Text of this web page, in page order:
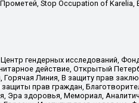
Stop Occupation of
гендерных исследований,
действие, Открытый
Линия, В защиту прав
прав граждан,
Эра здоровья, Мемориал,